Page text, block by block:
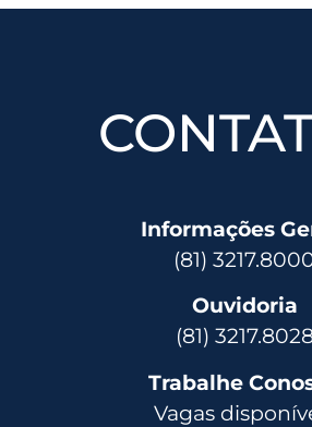
Informações
(81)
Ouvidoria
(81)
Trabalhe
Vagas